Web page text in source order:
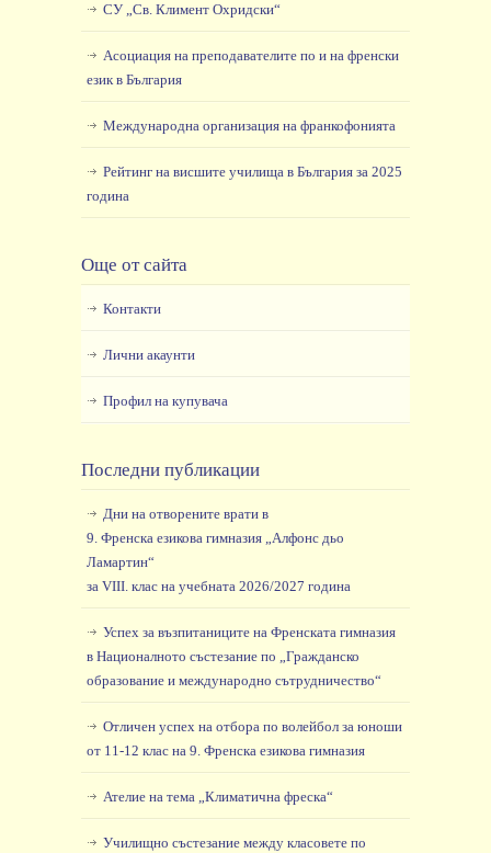
СУ „Св. Климент Охридски“
Асоциация на преподавателите по и на френски
език в България
Международна организация на франкофонията
Рейтинг на висшите училища в България за 2025
година
Още от сайта
Контакти
Лични акаунти
Профил на купувача
Последни публикации
Дни на отворените врати в
9. Френска езикова гимназия „Алфонс дьо
Ламартин“
за VIII. клас на учебната 2026/2027 година
Успех за възпитаниците на Френската гимназия
в Националното състезание по „Гражданско
образование и международно сътрудничество“
Отличен успех на отбора по волейбол за юноши
от 11-12 клас на 9. Френска езикова гимназия
Ателие на тема „Климатична фреска“
Училищно състезание между класовете по